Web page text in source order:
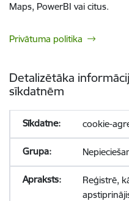
Maps, PowerBI vai citus.
Privātuma politika
Detalizētāka
sīkdatnēm
cookie-
Reģistrē,